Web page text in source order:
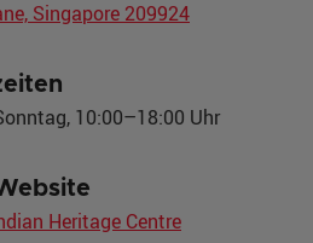
Singapore 209924
10:00–18:00 Uhr
Heritage Centre